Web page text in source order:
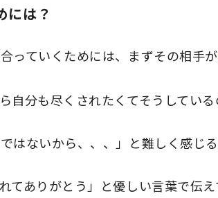
には？
っていくためには、まずその相手が
自分も尽くされたくてそうしている
はないから、、、」と難しく感じ
てありがとう」と優しい言葉で伝え